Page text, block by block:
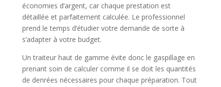
économies d’argent, car chaque prestation est
détaillée et parfaitement calculée. Le professionnel
prend le temps d’étudier votre demande de sorte à
s’adapter à votre budget.
Un traiteur haut de gamme évite donc le gaspillage en
prenant soin de calculer comme il se doit les quantités
de denrées nécessaires pour chaque préparation. Tout